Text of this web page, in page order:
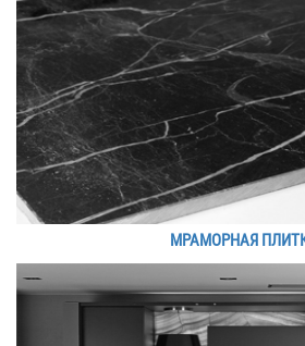
МРАМОРНАЯ